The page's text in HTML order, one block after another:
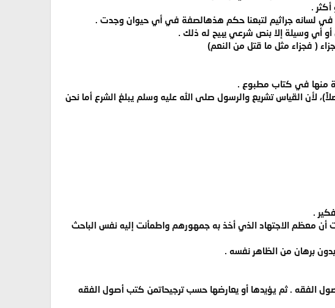
.
جراثيم لتبعنا حكم هذهالصفة في أي حيوان وجدت .
أي وسيلة إلا بنص شرعي يبيح له ذلك .
( فجزاء مثل ما قتل من النعم)
منها في كتاب مطبوع .
لأن القياس تشريع والرسول صلى الله عليه وسلم يبلغ الشرع أما نحن
.
أن معظم الاجتهاد الذي أخذ به جمهورهم واطمأنت إليه نفس الباحث
برهان من الظاهر نفسه .
الفقه . ثم يؤيدها أو يعارضها حسب ترجيحاتمن كتب أصول الفقه